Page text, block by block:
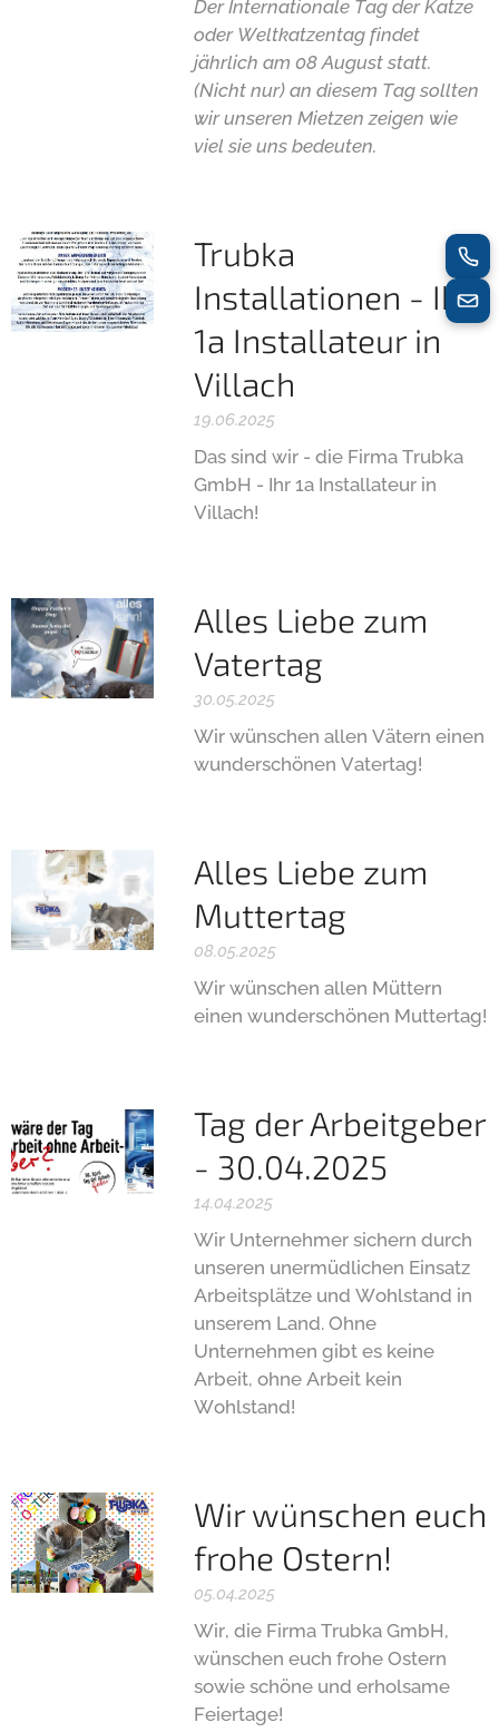
Der Internationale Tag der Katze
oder Weltkatzentag findet
jährlich am 08 August statt.
(Nicht nur) an diesem Tag sollten
wir unseren Mietzen zeigen wie
viel sie uns bedeuten.
Trubka
Installationen - Ihr
1a Installateur in
Villach
19.06.2025
Das sind wir - die Firma Trubka
GmbH - Ihr 1a Installateur in
Villach!
Alles Liebe zum
Vatertag
30.05.2025
Wir wünschen allen Vätern einen
wunderschönen Vatertag!
Alles Liebe zum
Muttertag
08.05.2025
Wir wünschen allen Müttern
einen wunderschönen Muttertag!
Tag der Arbeitgeber
- 30.04.2025
14.04.2025
Wir Unternehmer sichern durch
unseren unermüdlichen Einsatz
Arbeitsplätze und Wohlstand in
unserem Land. Ohne
Unternehmen gibt es keine
Arbeit, ohne Arbeit kein
Wohlstand!
Wir wünschen euch
frohe Ostern!
05.04.2025
Wir, die Firma Trubka GmbH,
wünschen euch frohe Ostern
sowie schöne und erholsame
Feiertage!